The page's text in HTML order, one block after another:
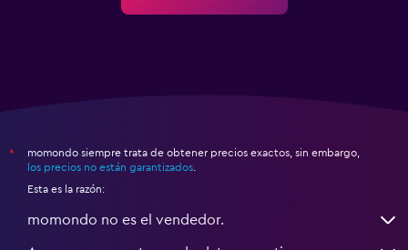
*
momondo siempre trata de obtener precios exactos, sin embargo,
los precios no están garantizados.
Esta es la razón:
momondo no es el vendedor.